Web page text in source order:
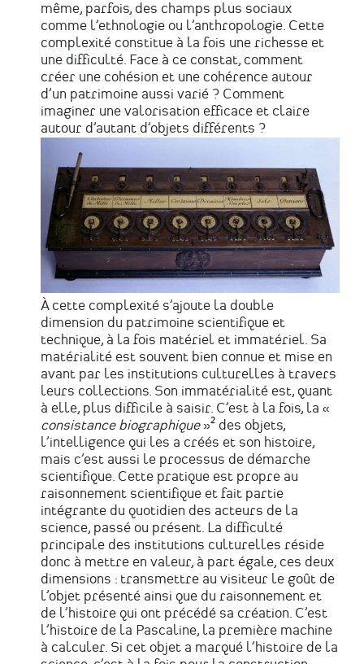
même, parfois, des champs plus sociaux
comme l’ethnologie ou l’anthropologie. Cette
complexité constitue à la fois une richesse et
une difficulté. Face à ce constat, comment
créer une cohésion et une cohérence autour
d’un patrimoine aussi varié ? Comment
imaginer une valorisation efficace et claire
autour d’autant d’objets différents ?
À cette complexité s’ajoute la double
dimension du patrimoine scientifique et
technique, à la fois matériel et immatériel. Sa
matérialité est souvent bien connue et mise en
avant par les institutions culturelles à travers
leurs collections. Son immatérialité est, quant
à elle, plus difficile à saisir. C’est à la fois, la «
consistance biographique»² des objets,
l’intelligence qui les a créés et son histoire,
mais c’est aussi le processus de démarche
scientifique. Cette pratique est propre au
raisonnement scientifique et fait partie
intégrante du quotidien des acteurs de la
science, passé ou présent. La difficulté
principale des institutions culturelles réside
donc à mettre en valeur, à part égale, ces deux
dimensions : transmettre au visiteur le goût de
l’objet présenté ainsi que du raisonnement et
de l’histoire qui ont précédé sa création. C’est
l’histoire de la Pascaline, la première machine
à calculer. Si cet objet a marqué l’histoire de la